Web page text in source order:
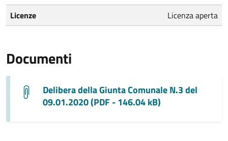
Licenze Licenza aperta
Documenti
Delibera della Giunta Comunale N.3 del
09.01.2020 (PDF - 146.04 kB)